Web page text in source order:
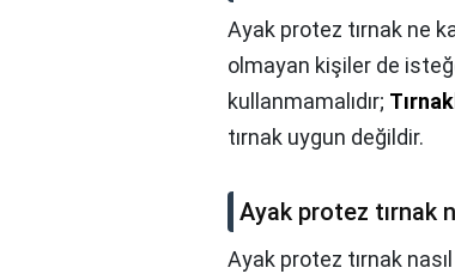
Ayak protez tırnak ne
olmayan kişiler de
kullanmamalıdır;
tırnak uygun değildir.
Ayak protez tırnak
Ayak protez tırnak nasıl